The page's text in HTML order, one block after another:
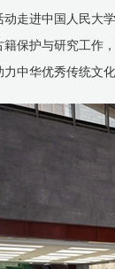
走进中国人民大
保护与研究工作
中华优秀传统文